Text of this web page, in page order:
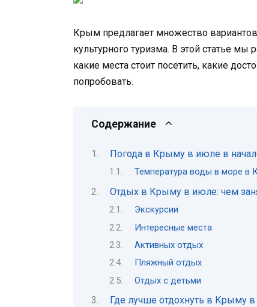
Крым предлагает множество
культурного туризма. В этой статье
какие места стоит посетить, какие
попробовать.
Содержание
Погода в Крыму в июле в
Температура воды в море в
Отдых в Крыму в июле: чем
Экскурсии
Интересные места
Активных отдых
Пляжный отдых
Отдых с детьми
Где лучше отдохнуть в Крыму